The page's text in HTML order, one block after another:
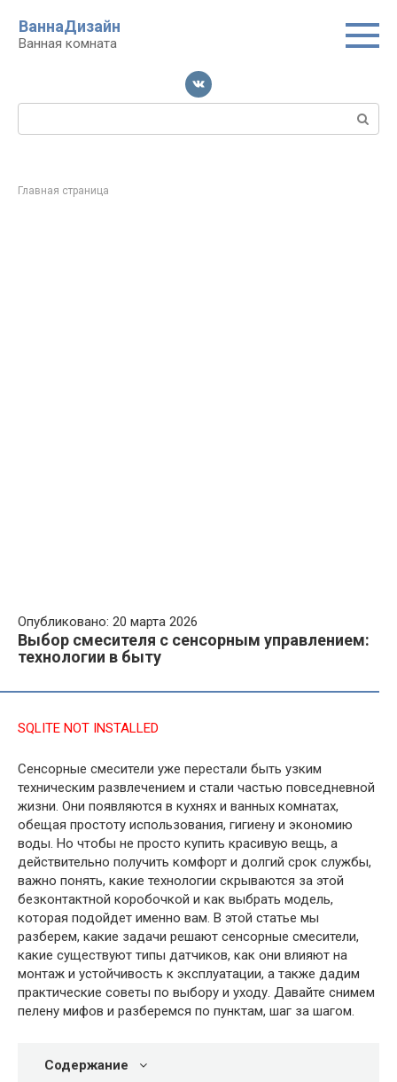
контенту
ВаннаДизайн
Ванная комната
Поиск:
Главная страница
Опубликовано: 20 марта 2026
Выбор смесителя с сенсорным управлением:
технологии в быту
SQLITE NOT INSTALLED
Сенсорные смесители уже перестали быть узким
техническим развлечением и стали частью повседневной
жизни. Они появляются в кухнях и ванных комнатах,
обещая простоту использования, гигиену и экономию
воды. Но чтобы не просто купить красивую вещь, а
действительно получить комфорт и долгий срок службы,
важно понять, какие технологии скрываются за этой
безконтактной коробочкой и как выбрать модель,
которая подойдет именно вам. В этой статье мы
разберем, какие задачи решают сенсорные смесители,
какие существуют типы датчиков, как они влияют на
монтаж и устойчивость к эксплуатации, а также дадим
практические советы по выбору и уходу. Давайте снимем
пелену мифов и разберемся по пунктам, шаг за шагом.
Содержание